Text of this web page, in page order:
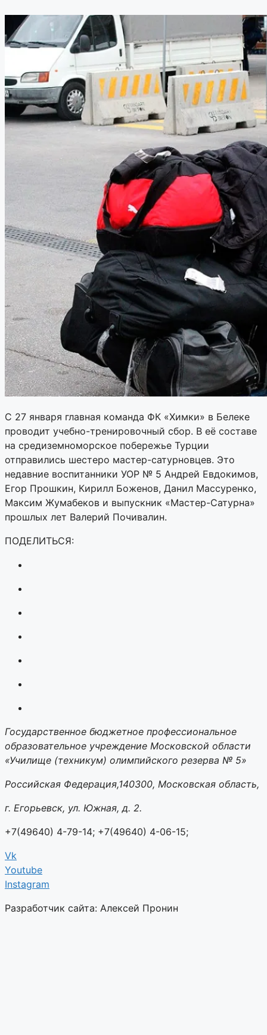
С 27 января главная команда ФК «Химки» в Белеке
проводит учебно-тренировочный сбор. В её составе
на средиземноморское побережье Турции
отправились шестеро мастер-сатурновцев. Это
недавние воспитанники УОР № 5 Андрей Евдокимов,
Егор Прошкин, Кирилл Боженов, Данил Массуренко,
Максим Жумабеков и выпускник «Мастер-Сатурна»
прошлых лет Валерий Почивалин.
ПОДЕЛИТЬСЯ:
Государственное бюджетное профессиональное
образовательное учреждение Московской области
«Училище (техникум) олимпийского резерва № 5»
Российская Федерация,140300, Московская область,
г. Егорьевск, ул. Южная, д. 2.
+7(49640) 4-79-14; +7(49640) 4-06-15;
Vk
Youtube
Instagram
Разработчик сайта: Алексей Пронин